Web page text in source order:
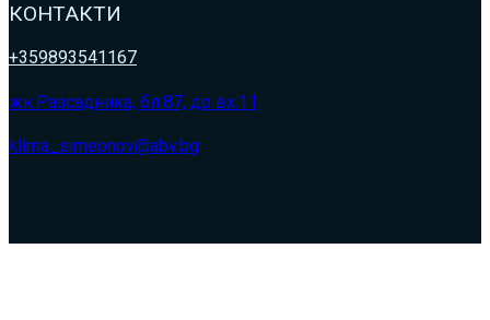
КОНТАКТИ
+359893541167
жк.Разсадника, бл.87, до вх.11
klima_simeonov@abv.bg